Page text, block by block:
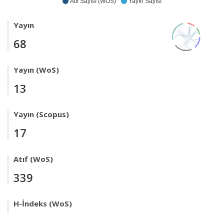
Yayın
68
Yayın (WoS)
13
Yayın (Scopus)
17
Atıf (WoS)
339
H-İndeks (WoS)